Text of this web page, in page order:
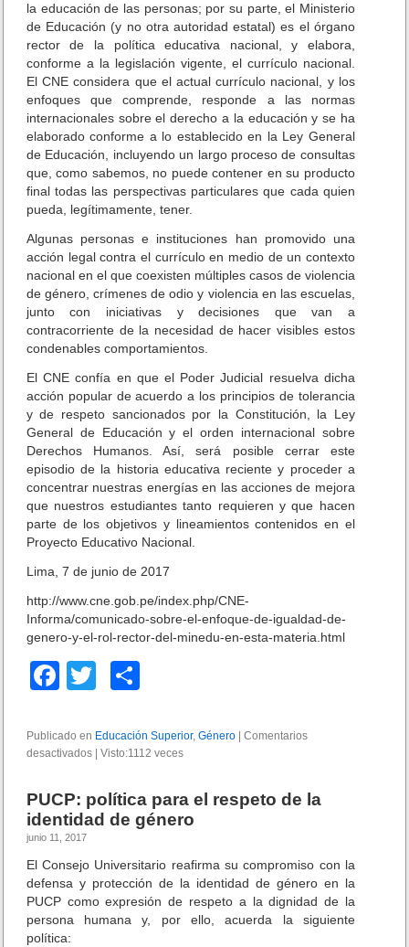
n
t
r
a
c
u
l
s
a
la educación de las personas; por su parte, el Ministerio
de Educación (y no otra autoridad estatal) es el órgano
rector de la política educativa nacional, y elabora,
conforme a la legislación vigente, el currículo nacional.
El CNE considera que el actual currículo nacional, y los
enfoques que comprende, responde a las normas
internacionales sobre el derecho a la educación y se ha
elaborado conforme a lo establecido en la Ley General
de Educación, incluyendo un largo proceso de consultas
que, como sabemos, no puede contener en su producto
final todas las perspectivas particulares que cada quien
pueda, legítimamente, tener.
Algunas personas e instituciones han promovido una
acción legal contra el currículo en medio de un contexto
nacional en el que coexisten múltiples casos de violencia
de género, crímenes de odio y violencia en las escuelas,
junto con iniciativas y decisiones que van a
contracorriente de la necesidad de hacer visibles estos
condenables comportamientos.
El CNE confía en que el Poder Judicial resuelva dicha
acción popular de acuerdo a los principios de tolerancia
y de respeto sancionados por la Constitución, la Ley
General de Educación y el orden internacional sobre
Derechos Humanos. Así, será posible cerrar este
episodio de la historia educativa reciente y proceder a
concentrar nuestras energías en las acciones de mejora
que nuestros estudiantes tanto requieren y que hacen
parte de los objetivos y lineamientos contenidos en el
Proyecto Educativo Nacional.
Lima, 7 de junio de 2017
http://www.cne.gob.pe/index.php/CNE-
Informa/comunicado-sobre-el-enfoque-de-igualdad-de-
genero-y-el-rol-rector-del-minedu-en-esta-materia.html
F
c
e
b
o
o
k
tt
er
m
p
ar
tir
Publicado en Educación Superior, Género
Comentarios
desactivadose
r
o
u
c
i
a
Visto:1112 veces
PUCP: política para el respeto de la
identidad de género
junio 11, 2017
El Consejo Universitario reafirma su compromiso con la
defensa y protección de la identidad de género en la
PUCP como expresión de respeto a la dignidad de la
persona humana y, por ello, acuerda la siguiente
política: